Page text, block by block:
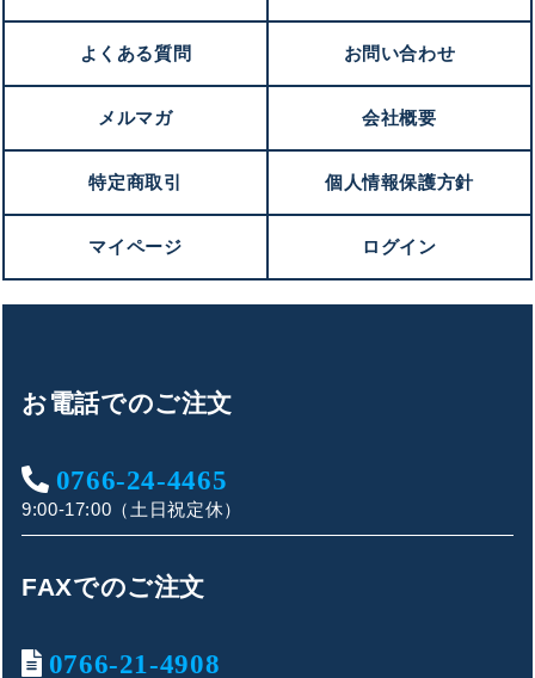
よくある質問 お問い合わせ
メルマガ 会社概要
特定商取引 個人情報保護方針
マイページ ログイン
お電話でのご注文
0766-24-4465
9:00-17:00（土日祝定休）
FAXでのご注文
0766-21-4908